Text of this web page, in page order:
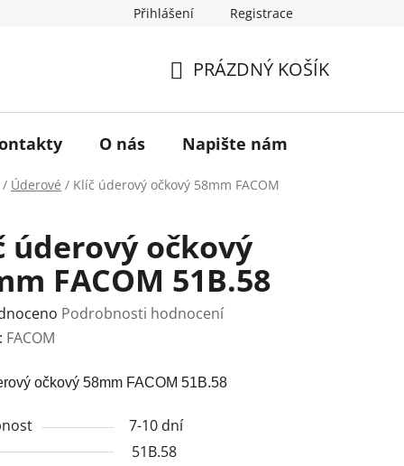
Historie značky TONA
Přihlášení Registrace
KOŠÍK
PRÁZDNÝ KOŠÍK
O nás Napište nám
/ Úderové / Klíč úderový očkový 58mm FACOM
úderový očkový
FACOM 51B.58
Podrobnosti hodnocení
FACOM
očkový 58mm FACOM 51B.58
7-10 dní
51B.58